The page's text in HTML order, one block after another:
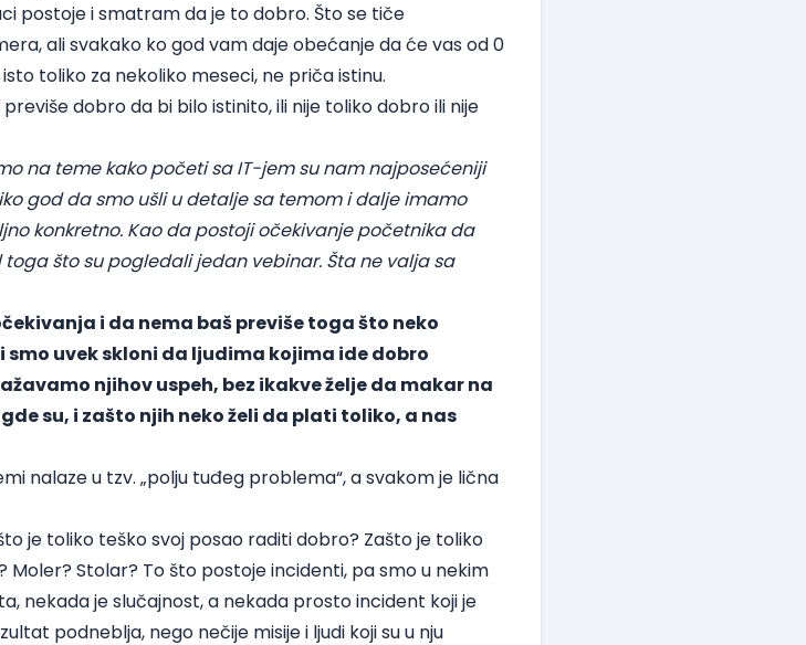
postoje i smatram da je to dobro. Što se tiče
ali svakako ko god vam daje obećanje da će vas od 0
toliko za nekoliko meseci, ne priča istinu.
dobro da bi bilo istinito, ili nije toliko dobro ili nije
na teme kako početi sa IT-jemsu nam najposećeniji
god da smo ušli u detalje sa temom i dalje imamo
konkretno. Kao da postoji očekivanje početnika da
što su pogledali jedan vebinar. Šta ne valja sa
i da nema baš previše toga što neko
smo uvek skloni da ljudima kojima ide dobro
njihov uspeh, bez ikakve želje da makar na
su, i zašto njih neko želi da plati toliko, a nas
nalaze u tzv. „polju tuđeg problema“, a svakom je lična
je toliko teško svoj posao raditi dobro? Zašto je toliko
Stolar? To što postoje incidenti, pa smo u nekim
nekada je slučajnost, a nekada prosto incident koji je
podneblja, nego nečije misije i ljudi koji su u nju